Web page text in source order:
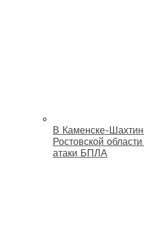
В Каменске-
Ростовской
атаки БПЛА